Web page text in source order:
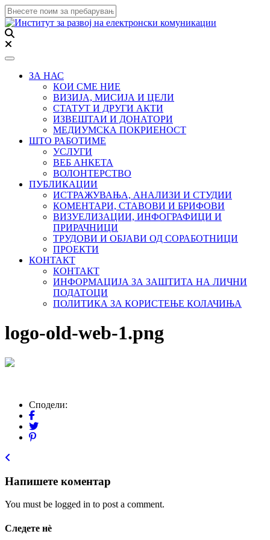
Toggle navigation
ЗА НАС
КОИ СМЕ НИЕ
ВИЗИЈА, МИСИЈА И ЦЕЛИ
СТАТУТ И ДРУГИ АКТИ
ИЗВЕШТАИ И ДОНАТОРИ
МЕДИУМСКА ПОКРИЕНОСТ
ШТО РАБОТИМЕ
УСЛУГИ
ВЕБ АНКЕТА
ВОЛОНТЕРСТВО
ПУБЛИКАЦИИ
ИСТРАЖУВАЊА, АНАЛИЗИ И СТУДИИ
КОМЕНТАРИ, СТАВОВИ И БРИФОВИ
ВИЗУЕЛИЗАЦИИ, ИНФОГРАФИЦИ И
ПРИРАЧНИЦИ
ТРУДОВИ И ОБЈАВИ ОД СОРАБОТНИЦИ
ПРОЕКТИ
КОНТАКТ
КОНТАКТ
ИНФОРМАЦИЈА ЗА ЗАШТИТА НА ЛИЧНИ
ПОДАТОЦИ
ПОЛИТИКА ЗА КОРИСТЕЊЕ КОЛАЧИЊА
logo-old-web-1.png
Сподели:
Напишете коментар
You must be logged in to post a comment.
Следете нѐ